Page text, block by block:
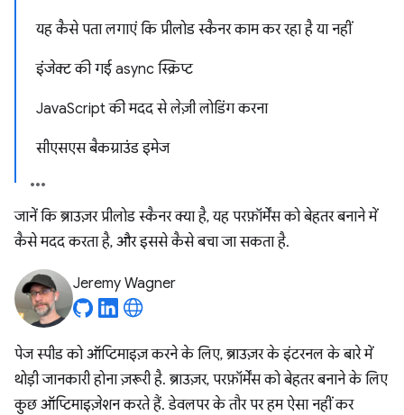
यह कैसे पता लगाएं कि प्रीलोड स्कैनर काम कर रहा है या नहीं
इंजेक्ट की गई async स्क्रिप्ट
JavaScript की मदद से लेज़ी लोडिंग करना
सीएसएस बैकग्राउंड इमेज
जानें कि ब्राउज़र प्रीलोड स्कैनर क्या है, यह परफ़ॉर्मेंस को बेहतर बनाने में
कैसे मदद करता है, और इससे कैसे बचा जा सकता है.
Jeremy Wagner
पेज स्पीड को ऑप्टिमाइज़ करने के लिए, ब्राउज़र के इंटरनल के बारे में
थोड़ी जानकारी होना ज़रूरी है. ब्राउज़र, परफ़ॉर्मेंस को बेहतर बनाने के लिए
कुछ ऑप्टिमाइज़ेशन करते हैं. डेवलपर के तौर पर हम ऐसा नहीं कर